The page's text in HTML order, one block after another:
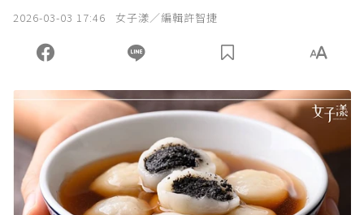
2026-03-03 17:46 女子漾／編輯許智捷